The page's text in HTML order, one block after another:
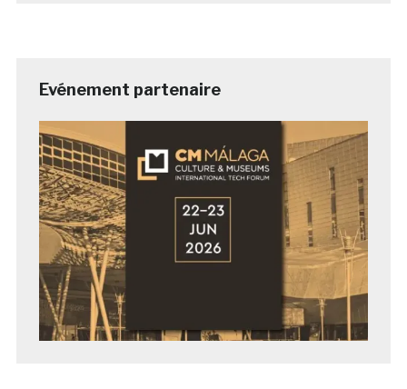
Evénement partenaire